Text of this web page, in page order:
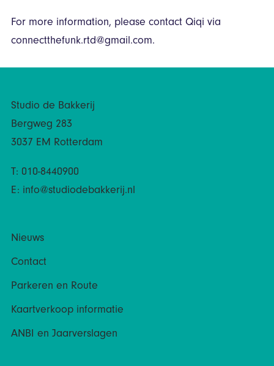
For more information, please contact Qiqi via
connectthefunk.rtd@gmail.com.
Studio de Bakkerij
Bergweg 283
3037 EM Rotterdam
T: 010-8440900
E: info@studiodebakkerij.nl
Nieuws
Contact
Parkeren en Route
Kaartverkoop informatie
ANBI en Jaarverslagen